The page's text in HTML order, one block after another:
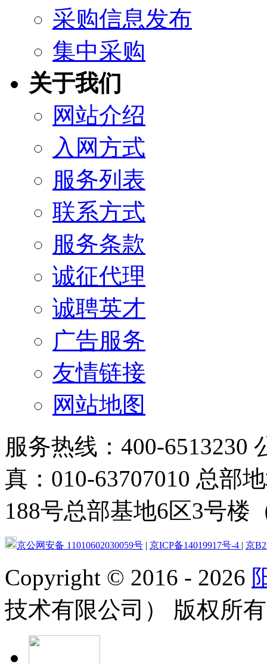
采购信息发布
集中采购
关于我们
网站介绍
入网方式
服务列表
联系方式
服务条款
诚征代理
诚聘英才
广告服务
友情链接
网站地图
服务热线：400-6513230
真：010-63707010 总部
188号总部基地6区3号楼
京公网安备 11010602030059号 | 京ICP备14019917号-4 | 京
Copyright © 2016 - 2026
技术有限公司） 版权所